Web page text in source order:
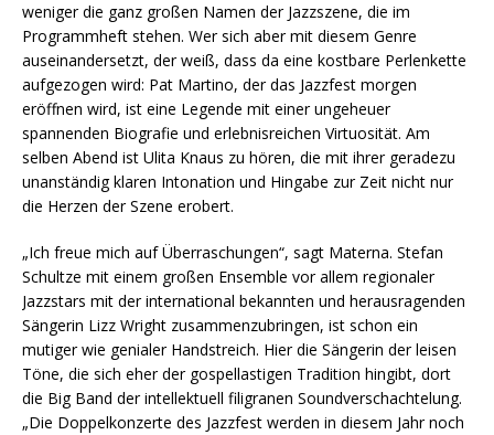
weniger die ganz großen Namen der Jazzszene, die im
Programmheft stehen. Wer sich aber mit diesem Genre
auseinandersetzt, der weiß, dass da eine kostbare Perlenkette
aufgezogen wird: Pat Martino, der das Jazzfest morgen
eröffnen wird, ist eine Legende mit einer ungeheuer
spannenden Biografie und erlebnisreichen Virtuosität. Am
selben Abend ist Ulita Knaus zu hören, die mit ihrer geradezu
unanständig klaren Intonation und Hingabe zur Zeit nicht nur
die Herzen der Szene erobert.
„Ich freue mich auf Überraschungen“, sagt Materna. Stefan
Schultze mit einem großen Ensemble vor allem regionaler
Jazzstars mit der international bekannten und herausragenden
Sängerin Lizz Wright zusammenzubringen, ist schon ein
mutiger wie genialer Handstreich. Hier die Sängerin der leisen
Töne, die sich eher der gospellastigen Tradition hingibt, dort
die Big Band der intellektuell filigranen Soundverschachtelung.
„Die Doppelkonzerte des Jazzfest werden in diesem Jahr noch